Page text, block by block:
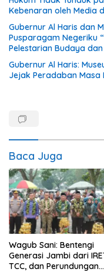
Kebenaran oleh Media
Gubernur Al Haris dan
Pusparagam Negeriku
Pelestarian Budaya
Gubernur Al Haris:
Jejak Peradaban Masa
Baca Juga
Wagub Sani: Bentengi
Generasi Jambi dari
TCC, dan Perundungan